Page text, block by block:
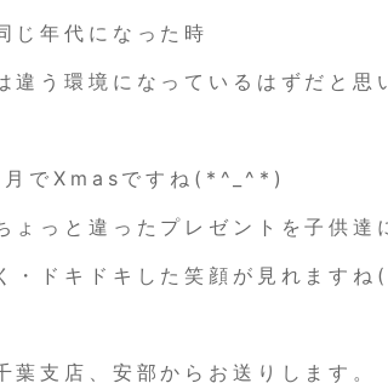
じ年代になった時
違う環境になっているはずだと思
月でXmasですね(*^_^*)
ょっと違ったプレゼントを子供達
・ドキドキした笑顔が見れます
葉支店、安部からお送りします。